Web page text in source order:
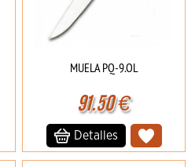
MUELA PQ-9.OL
91.50€
Detalles